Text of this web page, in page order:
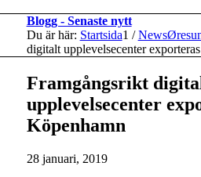
Blogg - Senaste nytt
Du är här: Startsida1 /
digitalt upplevelsecenter
Framgångsrikt
upplevelsecenter
Köpenhamn
28 januari, 2019